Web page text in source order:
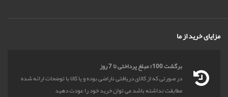
مزایای خرید از ما
برگشت 100% مبلغ پرداختی تا 7 روز
در صورتی که از کالای دریافتی ناراضی بوده و یا کالا با توضحات ارائه شده
مطابقت نداشته باشد می توان خرید خود را عودت دهید